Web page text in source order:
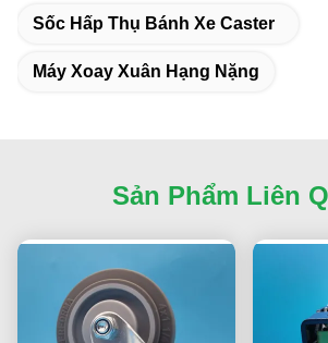
Sốc Hấp Thụ Bánh Xe Caster
Máy Xoay Xuân Hạng Nặng
Sản Phẩm Liên